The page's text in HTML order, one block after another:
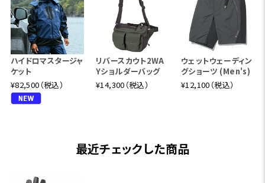
ハイドロマスタージャ
ケット
¥82,500（税込）
リバースカウト2WA
Yショルダーバッグ
¥14,300（税込）
ウェットウェーディン
グショーツ (Men's)
¥12,100（税込）
最近チェックした商品